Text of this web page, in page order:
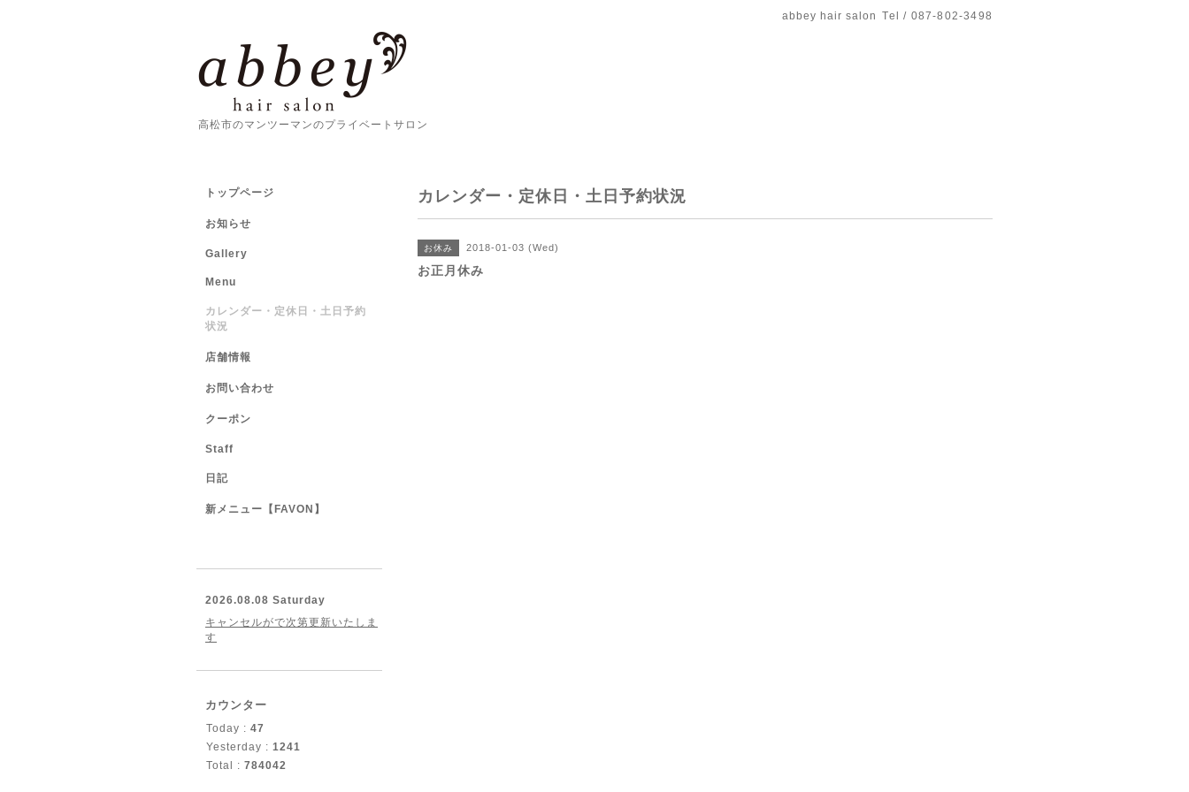
abbey hair salon Tel / 087-802-3498
高松市のマンツーマンのプライベートサロン
カレンダー・定休日・土日予約状況
お休み 2018-01-03 (Wed)
お正月休み
トップページ
お知らせ
Gallery
Menu
カレンダー・定休日・土日予約
状況
店舗情報
お問い合わせ
クーポン
Staff
日記
新メニュー【FAVON】
2026.08.08 Saturday
キャンセルがで次第更新いたしま
す
カウンター
Today : 47
Yesterday : 1241
Total : 784042